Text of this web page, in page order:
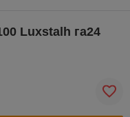
Luxstalh га24